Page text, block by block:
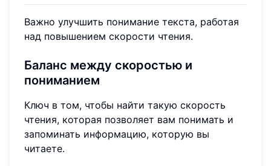
Важно улучшить понимание текста, работая
над повышением скорости чтения.
Баланс между скоростью и
пониманием
Ключ в том, чтобы найти такую скорость
чтения, которая позволяет вам понимать и
запоминать информацию, которую вы
читаете.